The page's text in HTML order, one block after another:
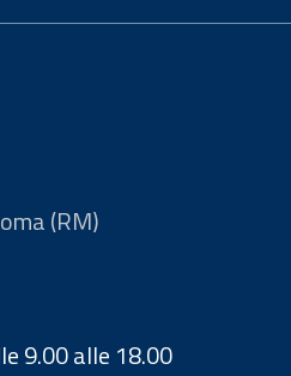
(RM)
9.00 alle 18.00